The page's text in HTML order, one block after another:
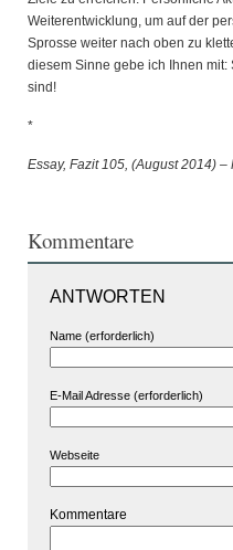
Weiterentwicklung, um auf der
Sprosse weiter nach oben zu
diesem Sinne gebe ich Ihnen
sind!
*
Essay, Fazit 105, (August 2014) –
Kommentare
ANTWORTEN
Name (erforderlich)
E-Mail Adresse (erforderlich)
Webseite
Kommentare